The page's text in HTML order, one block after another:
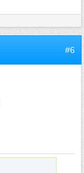
#6